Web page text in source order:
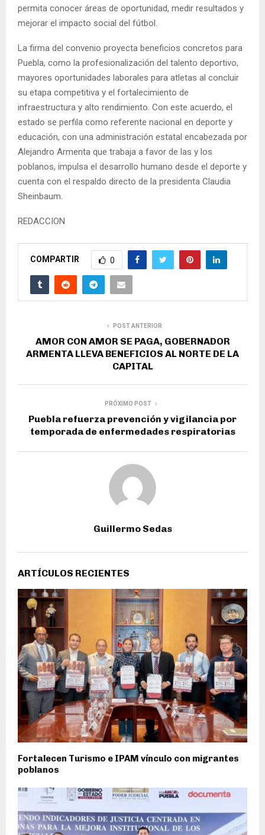
permita conocer áreas de oportunidad, medir resultados y
mejorar el impacto social del fútbol.
La firma del convenio proyecta beneficios concretos para
Puebla, como la profesionalización del talento deportivo,
mayores oportunidades laborales para atletas al concluir
su etapa competitiva y el fortalecimiento de
infraestructura y alto rendimiento. Con este acuerdo, el
estado se perfila como referente nacional en deporte y
educación, con una administración estatal encabezada por
Alejandro Armenta que trabaja a favor de las y los
poblanos, impulsa el desarrollo humano desde el deporte y
cuenta con el respaldo directo de la presidenta Claudia
Sheinbaum.
REDACCION
COMPARTIR 0
POST ANTERIOR
AMOR CON AMOR SE PAGA, GOBERNADOR
ARMENTA LLEVA BENEFICIOS AL NORTE DE LA
CAPITAL
PRÓXIMO POST
Puebla refuerza prevención y vigilancia por
temporada de enfermedades respiratorias
Guillermo Sedas
ARTÍCULOS RECIENTES
Fortalecen Turismo e IPAM vínculo con migrantes
poblanos